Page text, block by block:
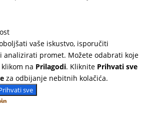
vaše iskustvo, isporučiti
analizirati promet. Možete odabrati koje
na Prilagodi. Kliknite Prihvati sve
za odbijanje nebitnih kolačića.
sve